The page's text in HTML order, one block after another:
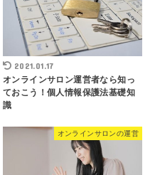
2021.01.17
オンラインサロン運営者なら知っ
ておこう！個人情報保護法基礎知
識
オンラインサロンの運営